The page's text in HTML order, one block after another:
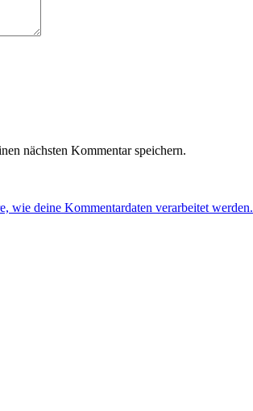
nächsten Kommentar speichern.
wie deine Kommentardaten verarbeitet werden.